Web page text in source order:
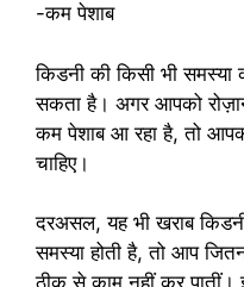
-कम पेशाब
किडनी की किसी भी समस्या
सकता है। अगर आपको
कम पेशाब आ रहा है, तो
चाहिए।
दरअसल, यह भी खराब
समस्या होती है, तो आप